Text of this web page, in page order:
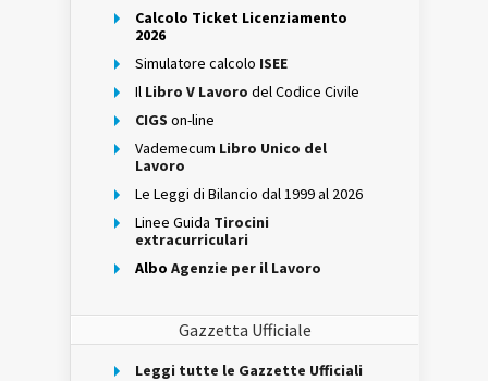
Calcolo Ticket Licenziamento
2026
Simulatore calcolo ISEE
Il Libro V Lavoro del Codice Civile
CIGS on-line
Vademecum Libro Unico del
Lavoro
Le Leggi di Bilancio dal 1999 al 2026
Linee Guida Tirocini
extracurriculari
Albo Agenzie per il Lavoro
Gazzetta Ufficiale
Leggi tutte le Gazzette Ufficiali